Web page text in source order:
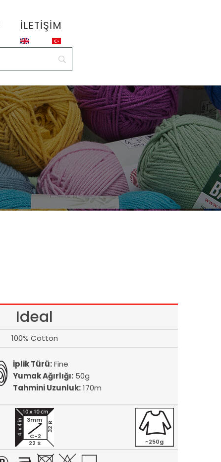
İLETIŞIM
Ideal
100% Cotton
İplik Türü:Fine
Yumak Ağırlığı: 50g
Tahmini Uzunluk:170m
22 S
32 R
3mm
C-2
~250g